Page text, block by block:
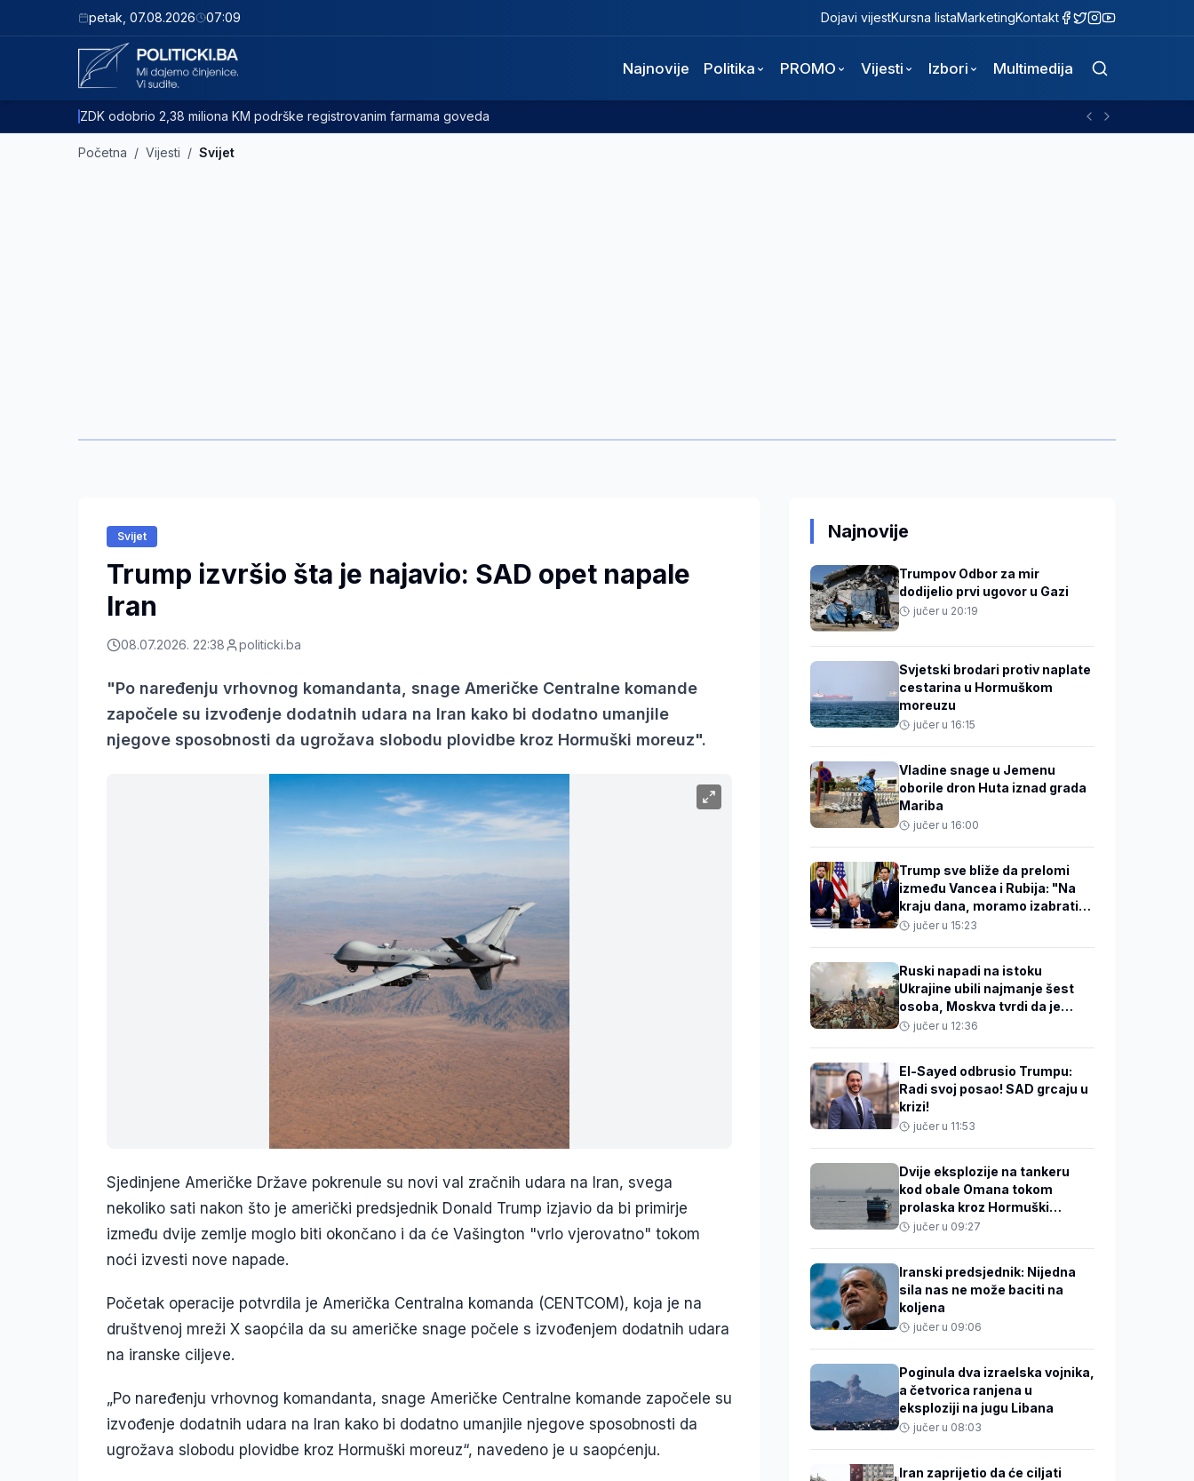
petak 07.08.2026 07:09 Dojavi vijestKursna listaMarketingKontakt
Najnovije Politika PROMO Vijesti Izbori Multimedija
ZDK odobrio 2,38 miliona KM podrške registrovanim farmama goveda
Početna / Vijesti / Svijet
Svijet
Trump izvršio šta je najavio: SAD opet napale
Iran
08.07.2026. 22:38 politicki.ba
"Po naređenju vrhovnog komandanta, snage Američke Centralne komande
započele su izvođenje dodatnih udara na Iran kako bi dodatno umanjile
njegove sposobnosti da ugrožava slobodu plovidbe kroz Hormuški moreuz".
Sjedinjene Američke Države pokrenule su novi val zračnih udara na Iran, svega
nekoliko sati nakon što je američki predsjednik Donald Trump izjavio da bi primirje
između dvije zemlje moglo biti okončano i da će Vašington "vrlo vjerovatno" tokom
noći izvesti nove napade.
Početak operacije potvrdila je Američka Centralna komanda (CENTCOM), koja je na
društvenoj mreži X saopćila da su američke snage počele s izvođenjem dodatnih udara
na iranske ciljeve.
„Po naređenju vrhovnog komandanta, snage Američke Centralne komande započele su
izvođenje dodatnih udara na Iran kako bi dodatno umanjile njegove sposobnosti da
ugrožava slobodu plovidbe kroz Hormuški moreuz“, navedeno je u saopćenju.
Najnovije
Trumpov Odbor za mir
dodijelio prvi ugovor u Gazi
jučer u 20:19
Svjetski brodari protiv naplate
cestarina u Hormuškom
moreuzu
jučer u 16:15
Vladine snage u Jemenu
oborile dron Huta iznad grada
Mariba
jučer u 16:00
Trump sve bliže da prelomi
između Vancea i Rubija: "Na
kraju dana, moramo izabrati
JD-ja"
jučer u 15:23
Ruski napadi na istoku
Ukrajine ubili najmanje šest
osoba, Moskva tvrdi da je
oborila 605 ukrajinskih
jučer u 12:36
El-Sayed odbrusio Trumpu:
Radi svoj posao! SAD grcaju u
krizi!
jučer u 11:53
Dvije eksplozije na tankeru
kod obale Omana tokom
prolaska kroz Hormuški
moreuz
jučer u 09:27
Iranski predsjednik: Nijedna
sila nas ne može baciti na
koljena
jučer u 09:06
Poginula dva izraelska vojnika,
a četvorica ranjena u
eksploziji na jugu Libana
jučer u 08:03
Iran zaprijetio da će ciljati